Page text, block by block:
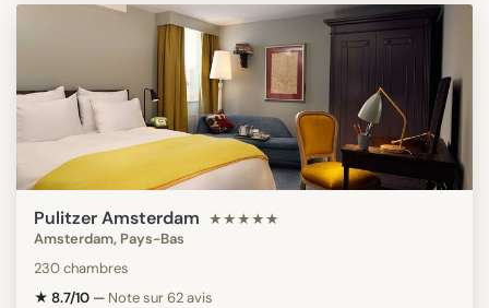
Pulitzer Amsterdam ★★★★★
Amsterdam, Pays-Bas
230 chambres
★ 8.7/10 — Note sur 62 avis